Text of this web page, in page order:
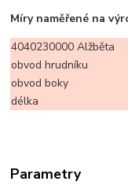
Míry naměřené na
4040230000 Alžběta
obvod hrudníku
obvod boky
délka
Parametry